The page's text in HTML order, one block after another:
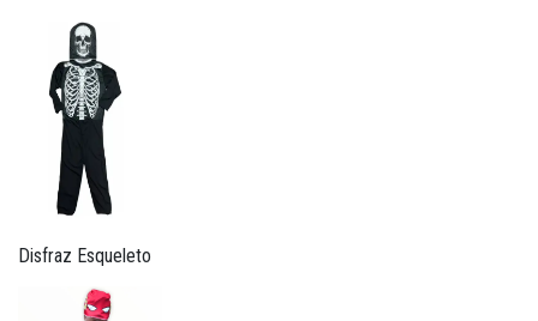
Disfraz Esqueleto